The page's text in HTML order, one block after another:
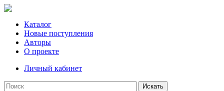
Каталог
Новые поступления
Авторы
О проекте
Личный кабинет
Искать